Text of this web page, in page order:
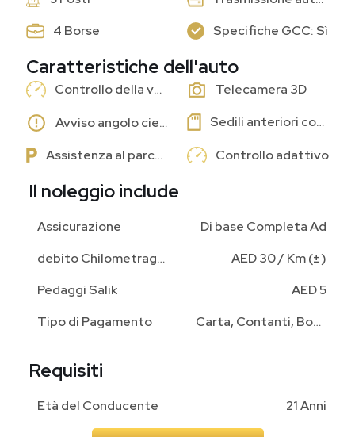
4 Borse
Specifiche GCC: Sì
Caratteristiche dell'auto
Controllo della velocità di crociera
Telecamera 3D
Avviso angolo cieco
Sedili anteriori con memoria
Assistenza al parcheggio
Controllo adattivo
Il noleggio include
Assicurazione
debito Chilometraggio Aggiuntivo
Pedaggi Salik
Tipo di Pagamento
Di base Completa Ad
AED 30 / Km (±)
AED 5
Carta, Contanti, Bonifico Bancario
Requisiti
Età del Conducente 21 Anni